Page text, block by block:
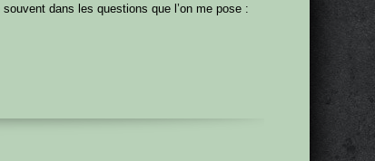
dans les questions que l’on me pose :